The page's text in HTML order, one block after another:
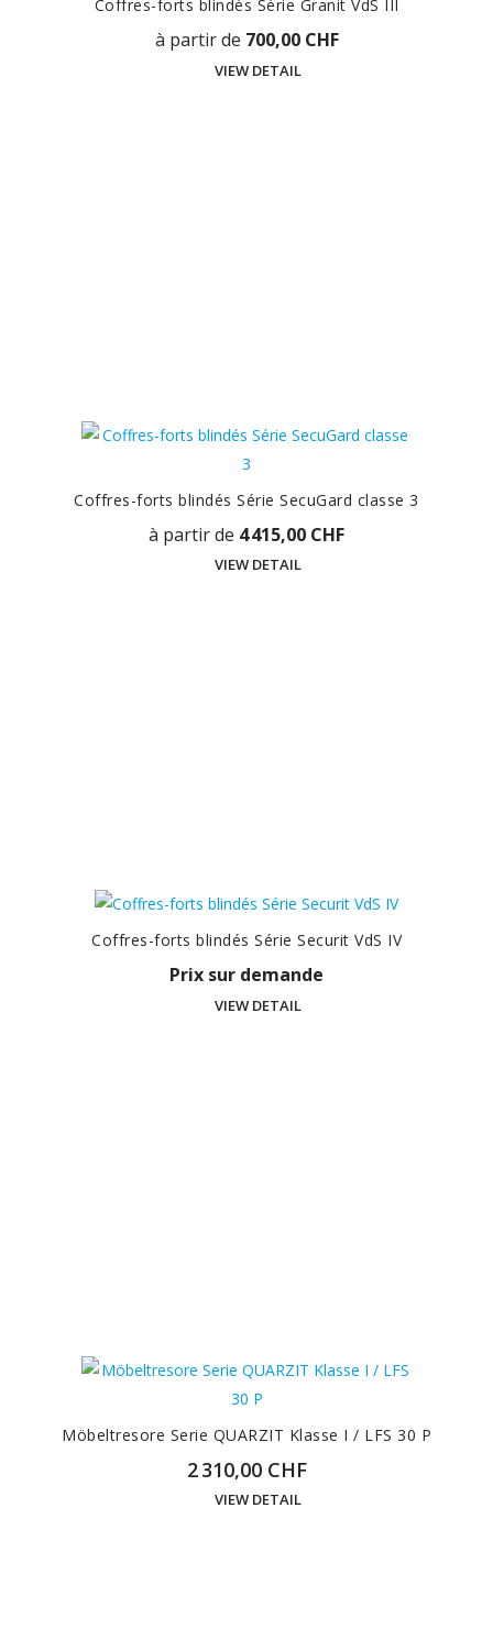
Coffres-forts blindés Série Granit VdS III
à partir de 700,00 CHF
VIEW DETAIL
Coffres-forts blindés Série SecuGard classe 3
à partir de 4 415,00 CHF
VIEW DETAIL
Coffres-forts blindés Série Securit VdS IV
Prix sur demande
VIEW DETAIL
Möbeltresore Serie QUARZIT Klasse I / LFS 30 P
2 310,00 CHF
VIEW DETAIL